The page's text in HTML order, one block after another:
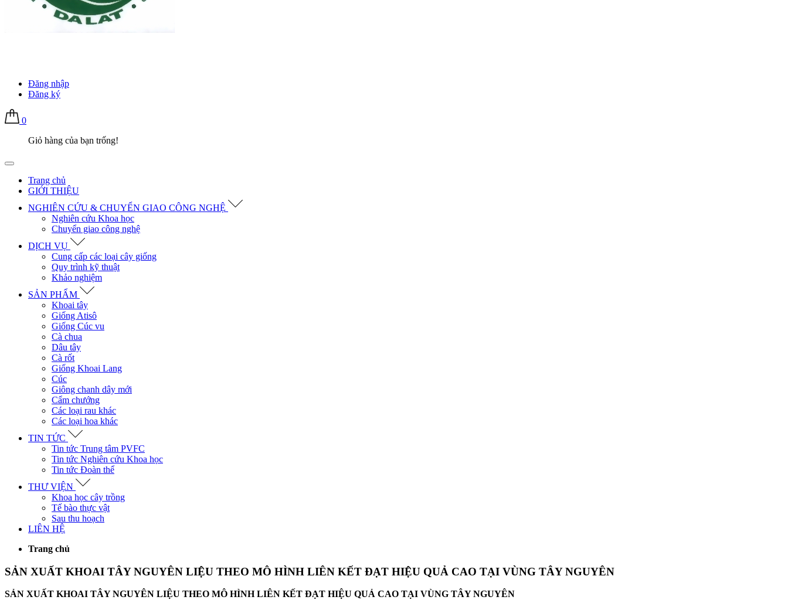
Đăng nhập
Đăng ký
0
Giỏ hàng của bạn trống!
Trang chủ
GIỚI THIỆU
NGHIÊN CỨU & CHUYỂN GIAO CÔNG NGHỆ
Nghiên cứu Khoa học
Chuyển giao công nghệ
DỊCH VỤ
Cung cấp các loại cây giống
Quy trình kỹ thuật
Khảo nghiệm
SẢN PHẨM
Khoai tây
Giống Atisô
Giống Cúc vu
Cà chua
Dâu tây
Cà rốt
Giống Khoai Lang
Cúc
Giông chanh dây mới
Cẩm chướng
Các loại rau khác
Các loại hoa khác
TIN TỨC
Tin tức Trung tâm PVFC
Tin tức Nghiên cứu Khoa học
Tin tức Đoàn thể
THƯ VIỆN
Khoa học cây trồng
Tế bào thực vật
Sau thu hoạch
LIÊN HỆ
Trang chủ
SẢN XUẤT KHOAI TÂY NGUYÊN LIỆU THEO MÔ HÌNH LIÊN KẾT ĐẠT HIỆU QUẢ CAO TẠI VÙNG TÂY NGUYÊN
SẢN XUẤT KHOAI TÂY NGUYÊN LIỆU THEO MÔ HÌNH LIÊN KẾT ĐẠT HIỆU QUẢ CAO TẠI VÙNG TÂY NGUYÊN